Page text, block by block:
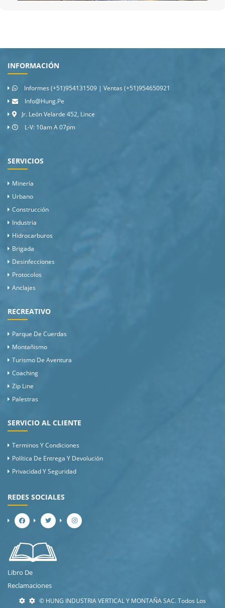
INFORMACIÓN
Informes (+51)954131509 | Ventas (+51)954650921
Info@hung.pe
Jr. León Velarde 452, Lince
L-V: 10am A 07pm
SERVICIOS
Minería
Urbano
Construcción
Industria
Hidrocarburos
Brigada
Desinfecciones
Protocolos
Anclajes
RECREATIVO
Parque De Cuerdas
Montañismo
Turismo De Aventura
Coaching
Zip Line
Palestras
SERVICIO AL CLIENTE
Terminos Y Condiciones
Política De Entrega Y Devolución
Privacidad Y Seguridad
REDES SOCIALES
Libro De
Reclamaciones
© HUNG INDUSTRIA VERTICAL Y MONTAÑA SAC. Todos Los